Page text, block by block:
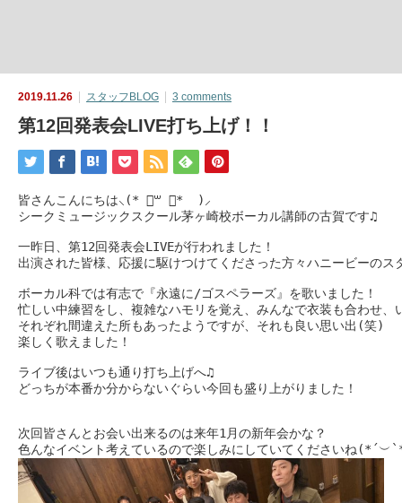
2019.11.26 スタッフBLOG 3 comments
第12回発表会LIVE打ち上げ！！
皆さんこんにちは⸜(* ॑꒳ ॑*  )⸝
シークミュージックスクール茅ヶ崎校ボーカル講師の古賀です♫
一昨日、第12回発表会LIVEが行われました！
出演された皆様、応援に駆けつけてくださった方々ハニービーの
ボーカル科では有志で『永遠に/ゴスペラーズ』を歌いました！
忙しい中練習をし、複雑なハモリを覚え、みんなで衣装も合わせ、
それぞれ間違えた所もあったようですが、それも良い思い出(笑)
楽しく歌えました！
ライブ後はいつも通り打ち上げへ♫
どっちが本番か分からないぐらい今回も盛り上がりました！
次回皆さんとお会い出来るのは来年1月の新年会かな？